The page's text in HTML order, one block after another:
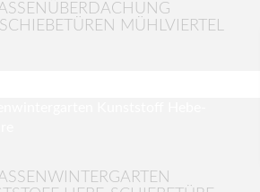
MÜHLVIERTEL